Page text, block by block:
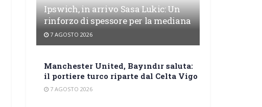
Ipswich, in arrivo Sasa Lukic: Un
rinforzo di spessore per la mediana
7 AGOSTO 2026
Manchester United, Bayındır saluta:
il portiere turco riparte dal Celta Vigo
7 AGOSTO 2026